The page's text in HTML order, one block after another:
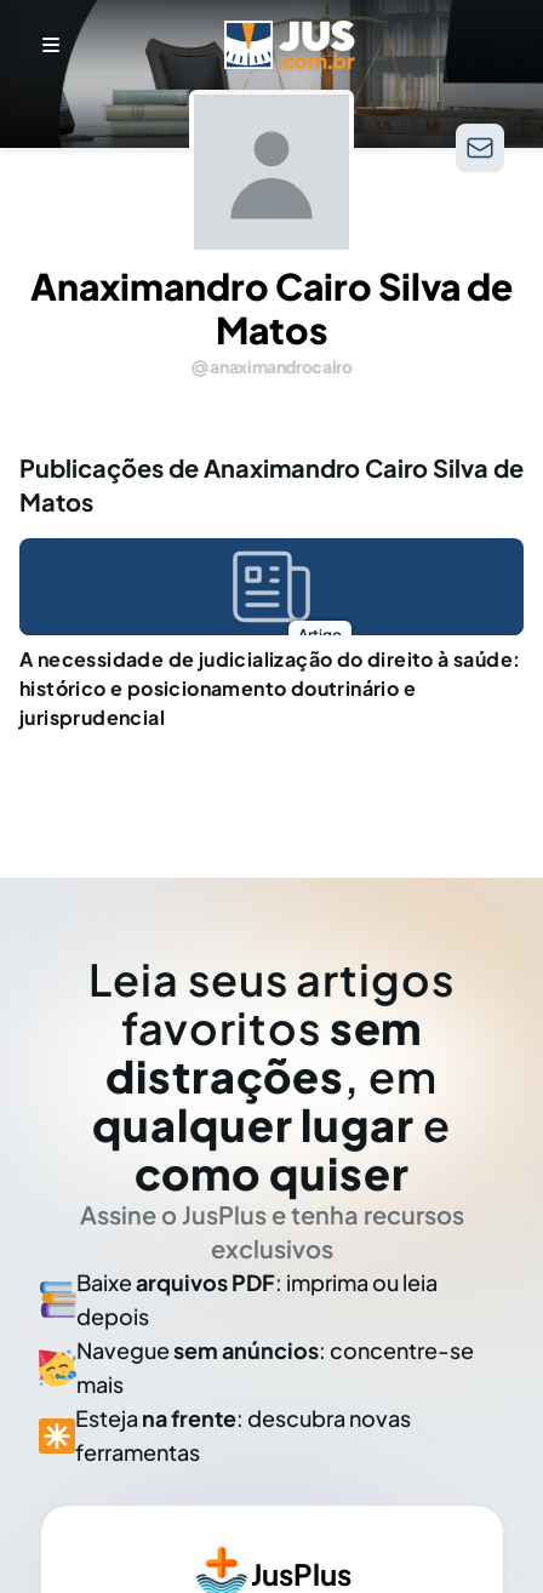
Anaximandro Cairo Silva de
Matos
anaximandrocairo
Publicações de Anaximandro Cairo Silva de
Matos
Artigo
A necessidade de judicialização do direito à saúde:
histórico e posicionamento doutrinário e
jurisprudencial
Leia seus artigos
favoritos sem
distrações, em
qualquer lugar e
como quiser
Assine o JusPlus e tenha recursos
exclusivos
Baixearquivos PDF: imprima ou leia
depois
Naveguesem anúncios: concentre-se
mais
Esteja na frente: descubra novas
ferramentas
JusPlus